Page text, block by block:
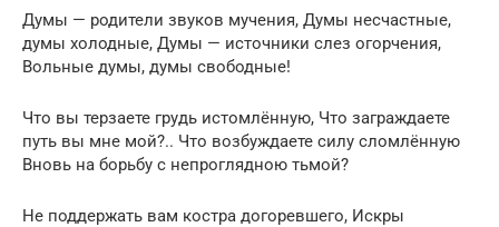
Думы — родители звуков мучения, Думы несчастные,
думы холодные, Думы — источники слез огорчения,
Вольные думы, думы свободные!
Что вы терзаете грудь истомлённую, Что заграждаете
путь вы мне мой?.. Что возбуждаете силу сломлённую
Вновь на борьбу с непроглядною тьмой?
Не поддержать вам костра догоревшего, Искры